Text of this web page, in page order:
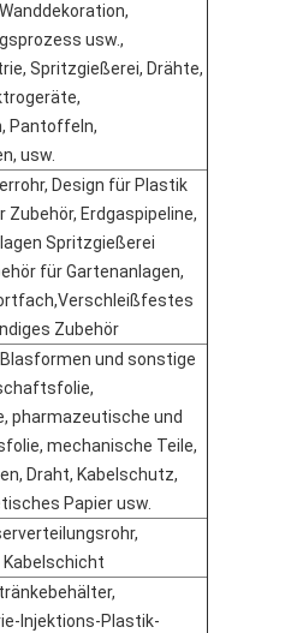
usw.,
Spritzgießerei, Drähte,
Pantoffeln,
usw.
Design für Plastik
Erdgaspipeline,
Spritzgießerei
für Gartenanlagen,
,Verschleißfestes
Zubehör
und sonstige
pharmazeutische und
mechanische Teile,
Draht, Kabelschutz,
Papier usw.
Kabelschicht
Injektions-Plastik-